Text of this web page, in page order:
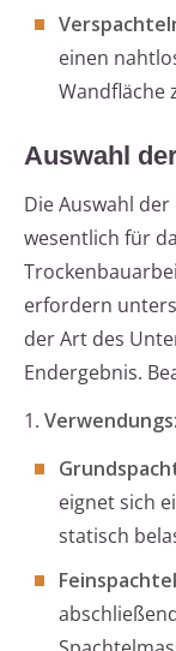
einen
Wandfläche
Auswahl
Die Auswahl
wesentlich für
erfordern
der Art des
Endergebnis.
1.
eignet sich
statisch